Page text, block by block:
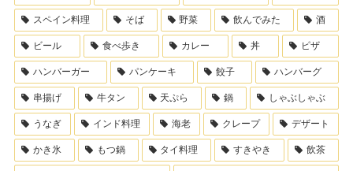
スペイン料理 そば 野菜 飲んでみた 酒
ビール 食べ歩き カレー 丼 ピザ
ハンバーガー パンケーキ 餃子 ハンバーグ
串揚げ 牛タン 天ぷら 鍋 しゃぶしゃぶ
うなぎ インド料理 海老 クレープ デザート
かき氷 もつ鍋 タイ料理 すきやき 飲茶